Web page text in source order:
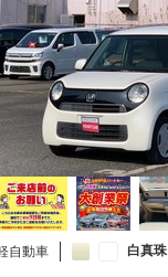
自動車 白真珠